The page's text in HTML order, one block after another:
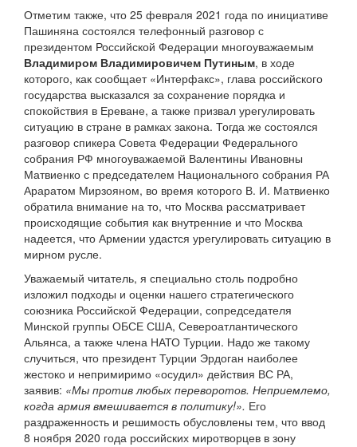
Отметим также, что 25 февраля 2021 года по инициативе
Пашиняна состоялся телефонный разговор с
президентом Российской Федерации многоуважаемым
Владимиром Владимировичем Путиным, в ходе
которого, как сообщает «Интерфакс», глава российского
государства высказался за сохранение порядка и
спокойствия в Ереване, а также призвал урегулировать
ситуацию в стране в рамках закона. Тогда же состоялся
разговор спикера Совета Федерации Федерального
собрания РФ многоуважаемой Валентины Ивановны
Матвиенко с председателем Национального собрания РА
Араратом Мирзояном, во время которого В. И. Матвиенко
обратила внимание на то, что Москва рассматривает
происходящие события как внутренние и что Москва
надеется, что Армении удастся урегулировать ситуацию в
мирном русле.
Уважаемый читатель, я специально столь подробно
изложил подходы и оценки нашего стратегического
союзника Российской Федерации, сопредседателя
Минской группы ОБСЕ США, Североатлантического
Альянса, а также члена НАТО Турции. Надо же такому
случиться, что президент Турции Эрдоган наиболее
жестоко и непримиримо «осудил» действия ВС РА,
заявив: «Мы против любых переворотов. Неприемлемо,
когда армия вмешивается в политику!». Его
раздраженность и решимость обусловлены тем, что ввод
8 ноября 2020 года российских миротворцев в зону